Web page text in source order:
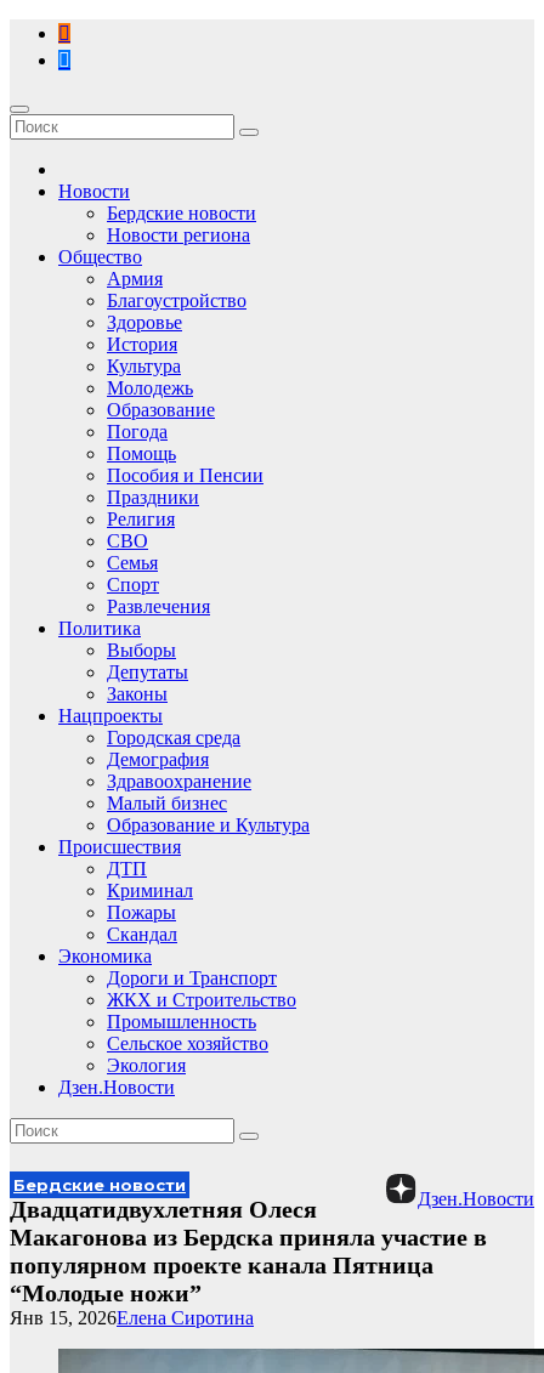
Перейти
содержимому
Новости
Бердские новости
Новости региона
Общество
Армия
Благоустройство
Здоровье
История
Культура
Молодежь
Образование
Погода
Помощь
Пособия и Пенсии
Праздники
Религия
СВО
Семья
Спорт
Развлечения
Политика
Выборы
Депутаты
Законы
Нацпроекты
Городская среда
Демография
Здравоохранение
Малый бизнес
Образование и Культура
Происшествия
ДТП
Криминал
Пожары
Скандал
Экономика
Дороги и Транспорт
ЖКХ и Строительство
Промышленность
Сельское хозяйство
Экология
Дзен.Новости
Дзен.Новости
Бердские новости
Двадцатидвухлетняя Олеся
Макагонова из Бердска приняла участие в
популярном проекте канала Пятница
“Молодые ножи”
Елена Сиротина
Янв 15, 2026